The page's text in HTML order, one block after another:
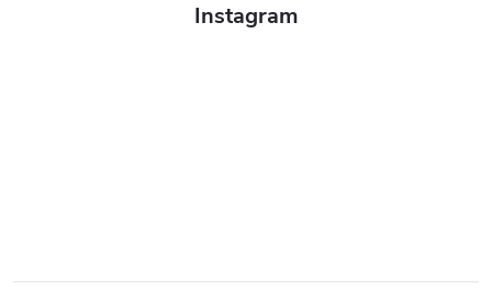
Instagram